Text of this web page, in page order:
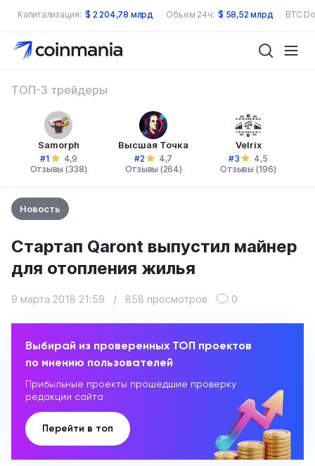
Капитализация: $ 2 204,78 млрд Объем 24ч: $ 58,52 млрд BTC
ТОП-3 трейдеры
Samorph
#1
4,9
Отзывы (338)
Высшая Точка
#2
4,7
Отзывы (264)
Velrix
#3
4,5
Отзывы (196)
Новость
Стартап Qaront выпустил майнер
для отопления жилья
9 марта 2018 21:59 / 858 просмотров 0
Выбирай из проверенных ТОП проектов
по мнению пользователей
Прибыльные проекты прошедшие проверку
редакции сайта
Перейти в топ